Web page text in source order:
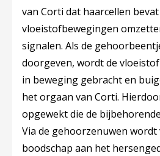
van Corti dat haarcellen
vloeistofbewegingen
signalen. Als de
doorgeven, wordt de
in beweging gebracht en
het orgaan van Corti.
opgewekt die de
Via de gehoorzenuwen wordt
boodschap aan het